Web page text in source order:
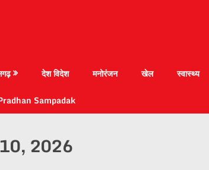
देश विदेश मनोरंजन खेल स्वास्थ्य
Sampadak
2026